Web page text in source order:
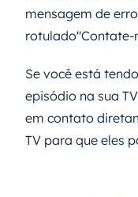
mensagem de
rotulado"Contate-
Se você está
episódio na sua
em contato
TV para que eles